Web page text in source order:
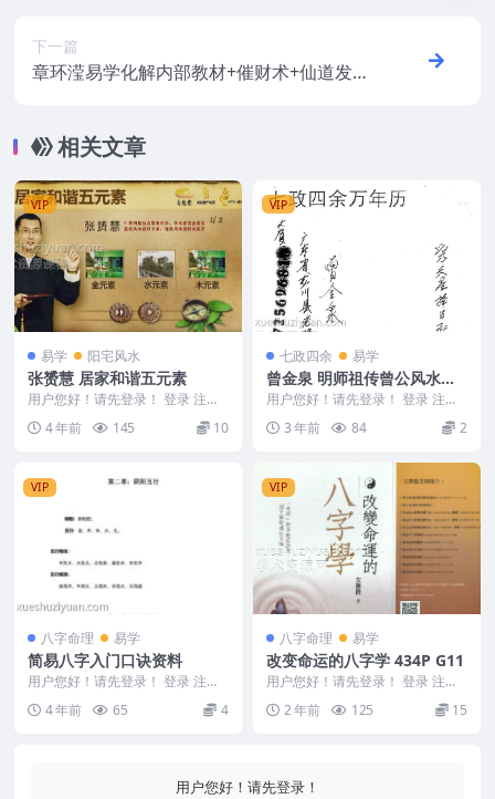
下一篇
章环滢易学化解内部教材+催财术+仙道发财
相关文章
VIP
易学 阳宅风水
张赟慧 居家和谐五元素
用户您好！请先登录！ 登录 注册
张赟慧 居家和谐五元素 M2301-1
87 4 年前 145 10
VIP
七政四余 易学
曾金泉 明师祖传曾公风水：
七政四余万年历
用户您好！请先登录！ 登录 注册
曾金泉《明师祖传曾公风水：七政
四余万年历（第3...
3 年前 84 2
VIP
八字命理 易学
简易八字入门口诀资料
用户您好！请先登录！ 登录 注册
简易八字入门口诀资料 编号：281
0B119 ...
4 年前 65 4
VIP
八字命理 易学
改变命运的八字学 434P G11
用户您好！请先登录！ 登录 注册
黑白色 改变命运的八字学 434P 2
4021...
2 年前 125 15
用户您好！请先登录！